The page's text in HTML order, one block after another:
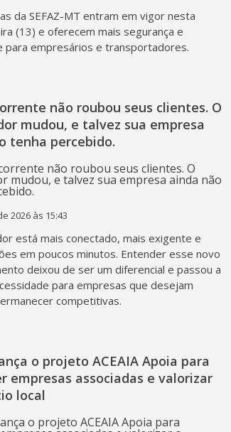
da SEFAZ-MT entram em vigor nesta
(13) e oferecem mais segurança e
para empresários e transportadores.
não roubou seus clientes. O
mudou, e talvez sua empresa
tenha percebido.
2026 às 15:43
está mais conectado, mais exigente e
em poucos minutos. Entender esse novo
deixou de ser um diferencial e passou a
para empresas que desejam
competitivas.
o projeto ACEAIA Apoia para
empresas associadas e valorizar
local